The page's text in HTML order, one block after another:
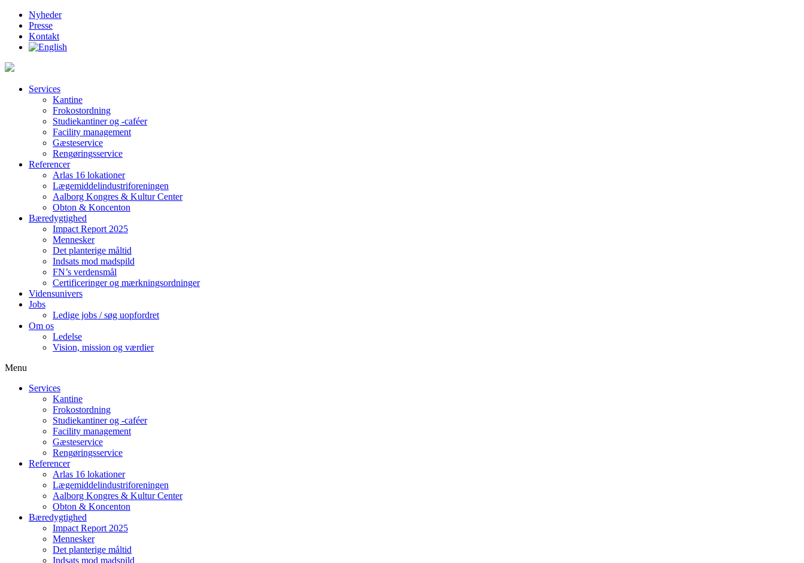
Nyheder
Presse
Kontakt
Services
Kantine
Frokostordning
Studiekantiner og -caféer
Facility management
Gæsteservice
Rengøringsservice
Referencer
Arlas 16 lokationer
Lægemiddelindustriforeningen
Aalborg Kongres & Kultur Center
Obton & Koncenton
Bæredygtighed
Impact Report 2025
Mennesker
Det planterige måltid
Indsats mod madspild
FN’s verdensmål
Certificeringer og mærkningsordninger
Vidensunivers
Jobs
Ledige jobs / søg uopfordret
Om os
Ledelse
Vision, mission og værdier
Menu
Services
Kantine
Frokostordning
Studiekantiner og -caféer
Facility management
Gæsteservice
Rengøringsservice
Referencer
Arlas 16 lokationer
Lægemiddelindustriforeningen
Aalborg Kongres & Kultur Center
Obton & Koncenton
Bæredygtighed
Impact Report 2025
Mennesker
Det planterige måltid
Indsats mod madspild